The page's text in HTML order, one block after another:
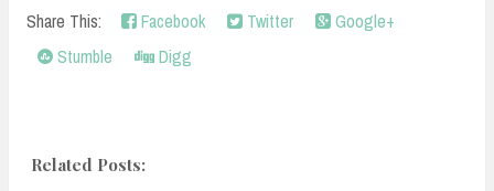
Share This: Facebook Twitter
Google+
Stumble
Digg
Related Posts: